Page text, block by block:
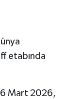
etabında
Mart 2026,